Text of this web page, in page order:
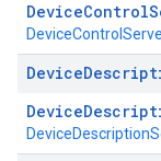
Device